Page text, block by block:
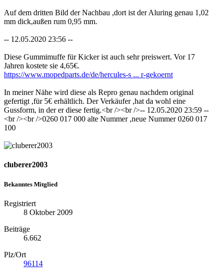
Auf dem dritten Bild der Nachbau ,dort ist der Aluring genau 1,02
mm dick,außen rum 0,95 mm.
-- 12.05.2020 23:56 --
Diese Gummimuffe für Kicker ist auch sehr preiswert. Vor 17
Jahren kostete sie 4,65€.
https://www.mopedparts.de/de/hercules-s ... r-gekoernt
In meiner Nähe wird diese als Repro genau nachdem original
gefertigt ,für 5€ erhältlich. Der Verkäufer ,hat da wohl eine
Gussform, in der er diese fertig.<br /><br />-- 12.05.2020 23:59 --
<br /><br />0260 017 000 alte Nummer ,neue Nummer 0260 017
100
cluberer2003
Bekanntes Mitglied
Registriert
8 Oktober 2009
Beiträge
6.662
Plz/Ort
96114